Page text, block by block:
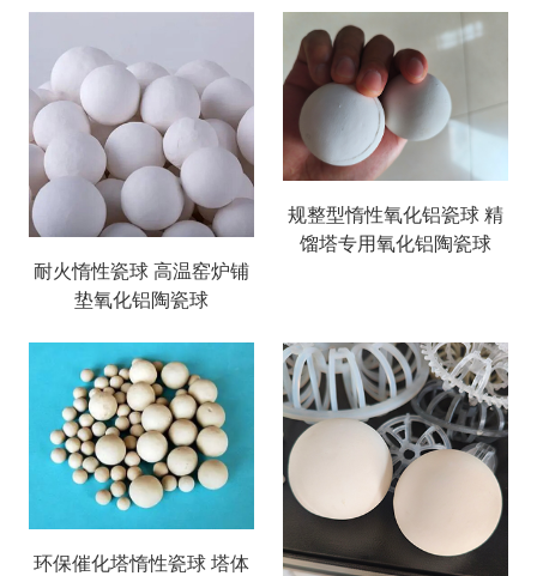
耐火惰性瓷球 高温窑炉铺
垫氧化铝陶瓷球
规整型惰性氧化铝瓷球 精
馏塔专用氧化铝陶瓷球
环保催化塔惰性瓷球 塔体